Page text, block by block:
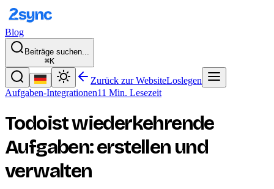
Blog
Beiträge suchen...
⌘K
Zurück zur WebsiteLoslegen
Aufgaben-Integrationen11 Min. Lesezeit
Todoist wiederkehrende
Aufgaben: erstellen und
verwalten